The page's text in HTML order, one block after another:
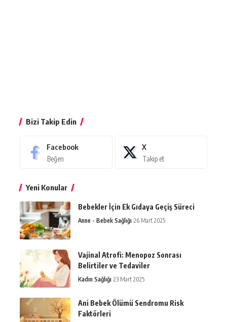
Bizi Takip Edin
Facebook
Beğen
X
Takip et
Yeni Konular
Bebekler İçin Ek Gıdaya Geçiş Süreci
Anne - Bebek Sağlığı 26 Mart 2025
Vajinal Atrofi: Menopoz Sonrası
Belirtiler ve Tedaviler
Kadın Sağlığı 23 Mart 2025
Ani Bebek Ölümü Sendromu Risk
Faktörleri